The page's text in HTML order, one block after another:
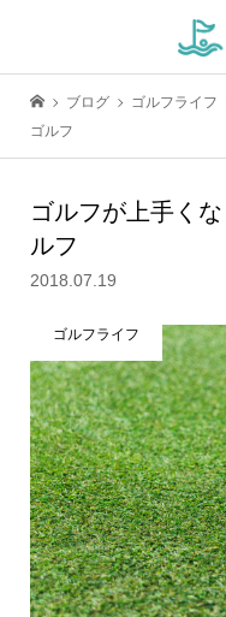
ブログ ゴルフライフ
ゴルフ
ゴルフが上手く
ルフ
2018.07.19
ゴルフライフ